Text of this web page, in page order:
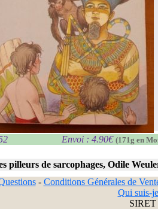
Envoi : 4.90€ (171g en
pilleurs de sarcophages, Odile
- Conditions Générales de
Qui suis-
SIRET